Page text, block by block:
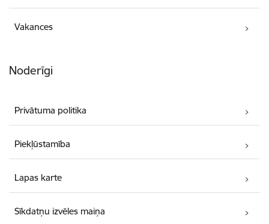
Vakances
Noderīgi
Privātuma politika
Piekļūstamība
Lapas karte
Sīkdatņu izvēles maiņa